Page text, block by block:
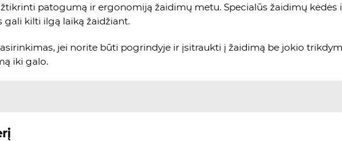
patogumą ir ergonomiją žaidimų metu. Specialūs žaidimų kėdės
kilti ilgą laiką žaidžiant.
jei norite būti pogrindyje ir įsitraukti į žaidimą be jokio
iki galo.